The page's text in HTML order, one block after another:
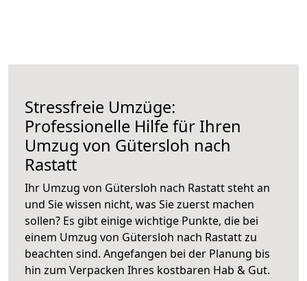
Stressfreie Umzüge:
Professionelle Hilfe für Ihren
Umzug von Gütersloh nach
Rastatt
Ihr Umzug von Gütersloh nach Rastatt steht an
und Sie wissen nicht, was Sie zuerst machen
sollen? Es gibt einige wichtige Punkte, die bei
einem Umzug von Gütersloh nach Rastatt zu
beachten sind. Angefangen bei der Planung bis
hin zum Verpacken Ihres kostbaren Hab & Gut.